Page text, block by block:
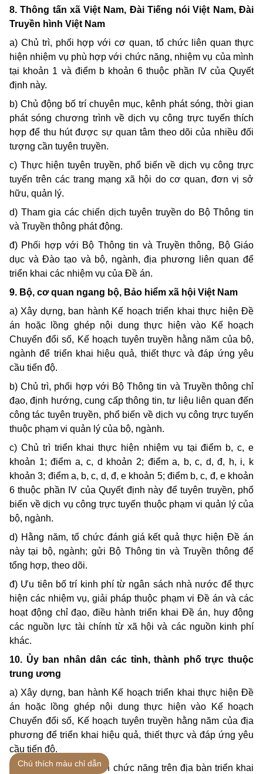
8. Thông tấn xã Việt Nam, Đài Tiếng nói Việt Nam, Đài
Truyền hình Việt Nam
a) Chủ trì, phối hợp với cơ quan, tổ chức liên quan thực
hiện nhiệm vụ phù hợp với chức năng, nhiệm vụ của mình
tại khoản 1 và điểm b khoản 6 thuộc phần IV của Quyết
định này.
b) Chủ động bố trí chuyên mục, kênh phát sóng, thời gian
phát sóng chương trình về dịch vụ công trực tuyến thích
hợp để thu hút được sự quan tâm theo dõi của nhiều đối
tượng cần tuyên truyền.
c) Thực hiện tuyên truyền, phổ biến về dịch vụ công trực
tuyến trên các trang mạng xã hội do cơ quan, đơn vị sở
hữu, quản lý.
d) Tham gia các chiến dịch tuyên truyền do Bộ Thông tin
và Truyền thông phát động.
đ) Phối hợp với Bộ Thông tin và Truyền thông, Bộ Giáo
dục và Đào tạo và bộ, ngành, địa phương liên quan để
triển khai các nhiệm vụ của Đề án.
9. Bộ, cơ quan ngang bộ, Bảo hiểm xã hội Việt Nam
a) Xây dựng, ban hành Kế hoạch triển khai thực hiện Đề
án hoặc lồng ghép nội dung thực hiện vào Kế hoạch
Chuyển đổi số, Kế hoạch tuyên truyền hằng năm của bộ,
ngành để triển khai hiệu quả, thiết thực và đáp ứng yêu
cầu tiến độ.
b) Chủ trì, phối hợp với Bộ Thông tin và Truyền thông chỉ
đạo, định hướng, cung cấp thông tin, tư liệu liên quan đến
công tác tuyên truyền, phổ biến về dịch vụ công trực tuyến
thuộc phạm vi quản lý của bộ, ngành.
c) Chủ trì triển khai thực hiện nhiệm vụ tại điểm b, c, e
khoản 1; điểm a, c, d khoản 2; điểm a, b, c, d, đ, h, i, k
khoản 3; điểm a, b, c, d, đ, e khoản 5; điểm b, c, đ, e khoản
6 thuộc phần IV của Quyết định này để tuyên truyền, phổ
biến về dịch vụ công trực tuyến thuộc phạm vi quản lý của
bộ, ngành.
d) Hằng năm, tổ chức đánh giá kết quả thực hiện Đề án
này tại bộ, ngành; gửi Bộ Thông tin và Truyền thông để
tổng hợp, theo dõi.
đ) Ưu tiên bố trí kinh phí từ ngân sách nhà nước để thực
hiện các nhiệm vụ, giải pháp thuộc phạm vi Đề án và các
hoạt động chỉ đạo, điều hành triển khai Đề án, huy động
các nguồn lực tài chính từ xã hội và các nguồn kinh phí
khác.
10. Ủy ban nhân dân các tỉnh, thành phố trực thuộc
trung ương
a) Xây dựng, ban hành Kế hoạch triển khai thực hiện Đề
án hoặc lồng ghép nội dung thực hiện vào Kế hoạch
Chuyển đổi số, Kế hoạch tuyên truyền hằng năm của địa
phương để triển khai hiệu quả, thiết thực và đáp ứng yêu
cầu tiến độ.
b) Chỉ đạo các cơ quan chức năng trên địa bàn triển khai
Chú thích màu chỉ dẫn